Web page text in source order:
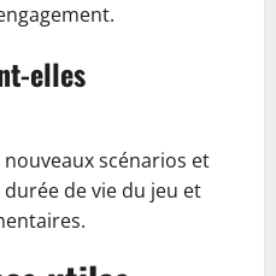
elles
scénarios et
de vie du jeu et